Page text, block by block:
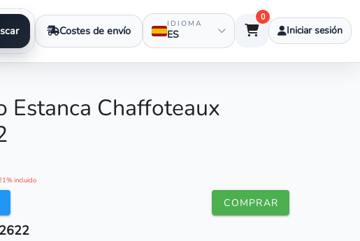
Costes de envío IDIOMA
ES
0
Iniciar sesión
Estanca Chaffoteaux
incluido
COMPRAR